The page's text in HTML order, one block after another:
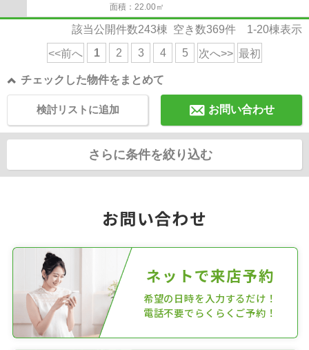
面積：22.00㎡
該当公開件数243棟 空き数369件 1-20棟表示
<<前へ 1 2 3 4 5 次へ>> 最初
チェックした物件をまとめて
お問い合わせ
検討リストに追加
さらに条件を絞り込む
お問い合わせ
ネットで来店予約
希望の日時を入力するだけ！
電話不要でらくらくご予約！